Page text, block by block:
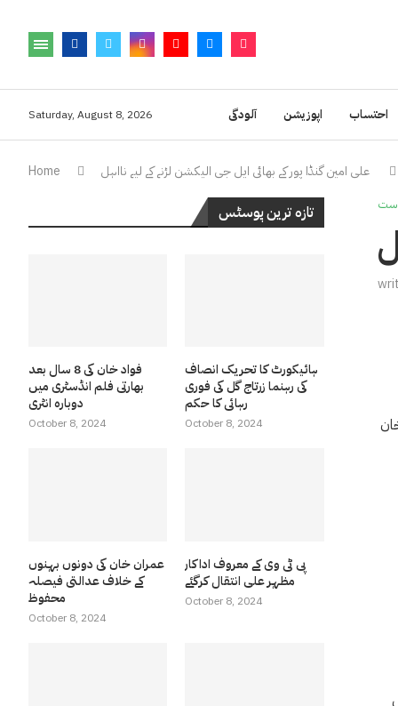
Saturday, August 8, 2026 آلودگی اپوزیشن احتساب
Home علی امین گنڈا پور کے بھائی ایل جی الیکشن لڑنے کے لیے نااہل
تازہ ترین پوسٹس
فواد خان کی 8 سال بعد
بھارتی فلم انڈسٹری میں
دوبارہ انٹری
October 8, 2024
ہائیکورٹ کا تحریک انصاف
کی رہنما زرتاج گل کی فوری
رہائی کا حکم
October 8, 2024
عمران خان کی دونوں بہنوں
کے خلاف عدالتی فیصلہ
محفوظ
October 8, 2024
پی ٹی وی کے معروف اداکار
مظہر علی انتقال کرگئے
October 8, 2024